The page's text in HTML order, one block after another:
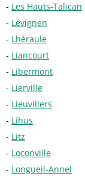
Les Hauts-Talican
Lévignen
Lhéraule
Liancourt
Libermont
Lierville
Lieuvillers
Lihus
Litz
Loconville
Longueil-Annel